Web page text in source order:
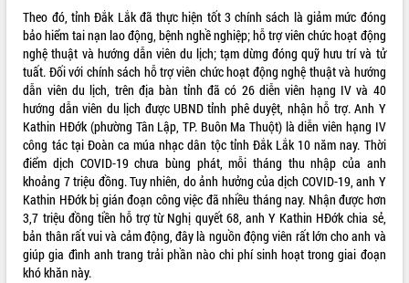
VIDEO
Loading the player...
Trailer Lễ hội Sầu riêng Đắk Lắk năm
2026
Theo đó, tỉnh Đắk Lắk đã thực hiện tốt 3 chính sách là giảm mức đóng
bảo hiểm tai nạn lao động, bệnh nghề nghiệp; hỗ trợ viên chức hoạt động
nghệ thuật và hướng dẫn viên du lịch; tạm dừng đóng quỹ hưu trí và tử
tuất. Đối với chính sách hỗ trợ viên chức hoạt động nghệ thuật và hướng
dẫn viên du lịch, trên địa bàn tỉnh đã có 26 diễn viên hạng IV và 40
hướng dẫn viên du lịch được UBND tỉnh phê duyệt, nhận hỗ trợ. Anh Y
Kathin HĐớk (phường Tân Lập, TP. Buôn Ma Thuột) là diễn viên hạng IV
công tác tại Đoàn ca múa nhạc dân tộc tỉnh Đắk Lắk 10 năm nay. Thời
điểm dịch COVID-19 chưa bùng phát, mỗi tháng thu nhập của anh
khoảng 7 triệu đồng. Tuy nhiên, do ảnh hưởng của dịch COVID-19, anh Y
Kathin HĐớk bị gián đoạn công việc đã nhiều tháng nay. Nhận được hơn
3,7 triệu đồng tiền hỗ trợ từ Nghị quyết 68, anh Y Kathin HĐớk chia sẻ,
bản thân rất vui và cảm động, đây là nguồn động viên rất lớn cho anh và
giúp gia đình anh trang trải phần nào chi phí sinh hoạt trong giai đoạn
khó khăn này.